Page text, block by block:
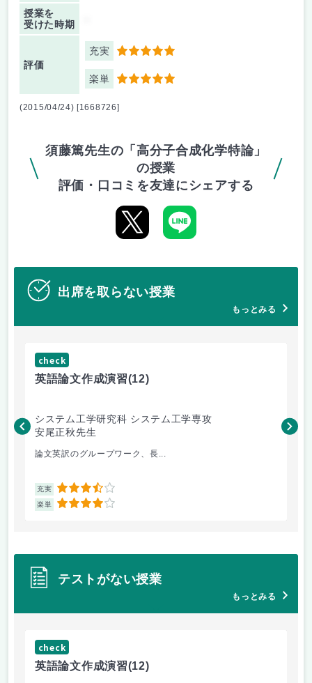
授業を
受けた時期
評価
充実 5
楽単 5
(2015/04/24) [1668726]
須藤篤先生の「高分子合成化学特論」
の授業
評価・口コミを友達にシェアする
出席を取らない授業
もっとみる
check
英語論文作成演習(12)
システム工学研究科 システム工学専攻
安尾正秋先生
論文英訳のグループワーク、長...
充実 3.5
楽単 4
渥
テストがない授業
もっとみる
check
英語論文作成演習(12)